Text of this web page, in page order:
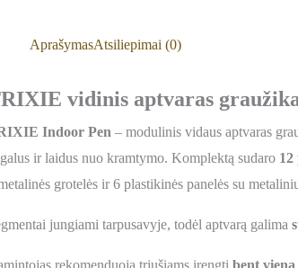
AprašymasAtsiliepimai (0)
vidinis aptvaras
Indoor Pen – modulinis vidaus aptvaras
ir laidus nuo kramtymo. Komplektą sudaro 12
grotelės ir 6 plastikinės panelės su
jungiami tarpusavyje, todėl aptvarą galima